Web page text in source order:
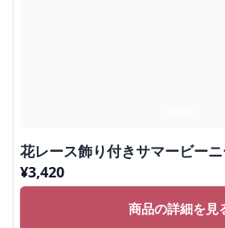
花レース飾り付きサマービー
¥3,420
商品の詳細を見